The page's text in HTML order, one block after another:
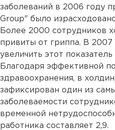
заболеваний в 2006 году
Group" было
Более 2000 сотрудников
привиты от гриппа. В 2007
увеличить этот
Благодаря эффективной
здравоохранения, в
зафиксирован один из
заболеваемости
временной
работника составляет 2,9.